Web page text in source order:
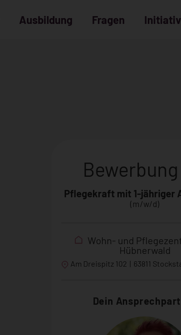
Ausbildung Fragen Initiativ
Pflegekraft mit 1-jähriger
(m/w/d)
Wohn- und
Hübnerwald
Am Dreispitz 102 | 63811
Dein